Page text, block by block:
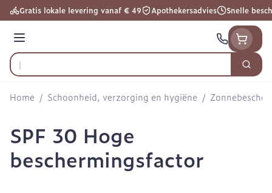
Ga naar de inhoud
Gratis lokale levering vanaf € 49 Apothekersadvies Snelle
Menu
Product, merk, categorie...
Zoek
Home / Schoonheid, verzorging en hygiëne /
SPF 30 Hoge
beschermingsfactor